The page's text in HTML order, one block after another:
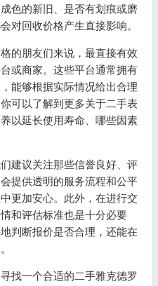
色的新旧、是否有划痕或磨
对回收价格产生直接影响。
的朋友们来说，最直接有效
或商家。这些平台通常拥有
能够根据实际情况给出合理
可以了解到更多关于二手表
以延长使用寿命、哪些因素
建议关注那些信誉良好、评
提供透明的服务流程和公平
更加安心。此外，在进行交
和评估标准也是十分必要
判断报价是否合理，还能在
找一个合适的二手雅克德罗